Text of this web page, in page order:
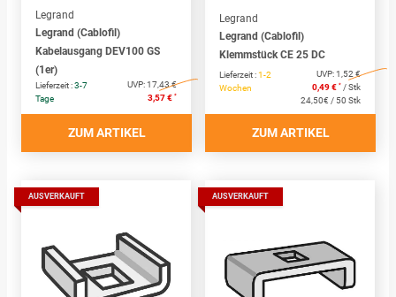
Legrand
Legrand (Cablofil)
Kabelausgang DEV100 GS
(1er)
Lieferzeit :3-7
Tage
UVP:17,43 €
3,57 € *
ZUM ARTIKEL
Legrand
Legrand (Cablofil)
Klemmstück CE 25 DC
Lieferzeit :1-2
Wochen
UVP:1,52 €
0,49 € * / Stk
24,50€ / 50 Stk
ZUM ARTIKEL
AUSVERKAUFT AUSVERKAUFT